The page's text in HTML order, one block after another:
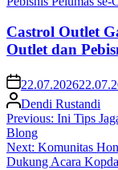
Castrol Outlet
Outlet dan
22.07.2026
Dendi Rustandi
Post
navigation
Previous: Ini Tips
Blong
Next: Komunitas
Dukung Acara